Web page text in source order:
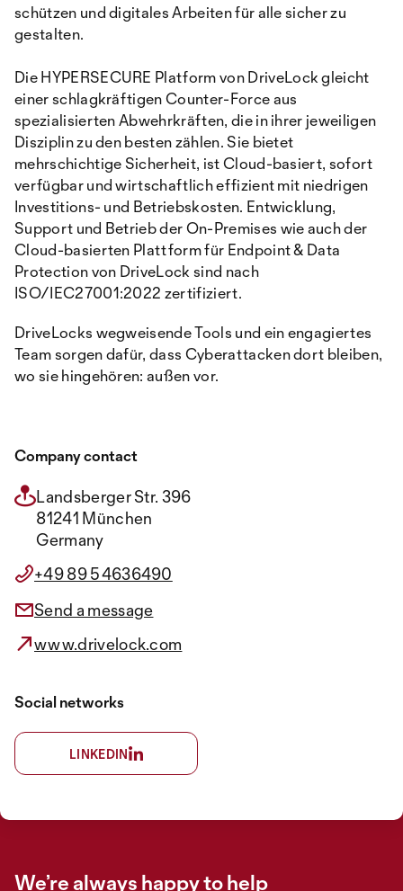
schützen und digitales Arbeiten für alle sicher zu
gestalten.
Die HYPERSECURE Platform von DriveLock gleicht
einer schlagkräftigen Counter-Force aus
spezialisierten Abwehrkräften, die in ihrer jeweiligen
Disziplin zu den besten zählen. Sie bietet
mehrschichtige Sicherheit, ist Cloud-basiert, sofort
verfügbar und wirtschaftlich effizient mit niedrigen
Investitions- und Betriebskosten. Entwicklung,
Support und Betrieb der On-Premises wie auch der
Cloud-basierten Plattform für Endpoint & Data
Protection von DriveLock sind nach
ISO/IEC27001:2022 zertifiziert.
DriveLocks wegweisende Tools und ein engagiertes
Team sorgen dafür, dass Cyberattacken dort bleiben,
wo sie hingehören: außen vor.
Company contact
Landsberger Str. 396
81241 München
Germany
+49 89 54636490
Send a message
www.drivelock.com
Social networks
LINKEDIN
We’re always happy to help